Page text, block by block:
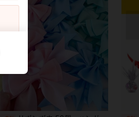
#7 ベストセラー